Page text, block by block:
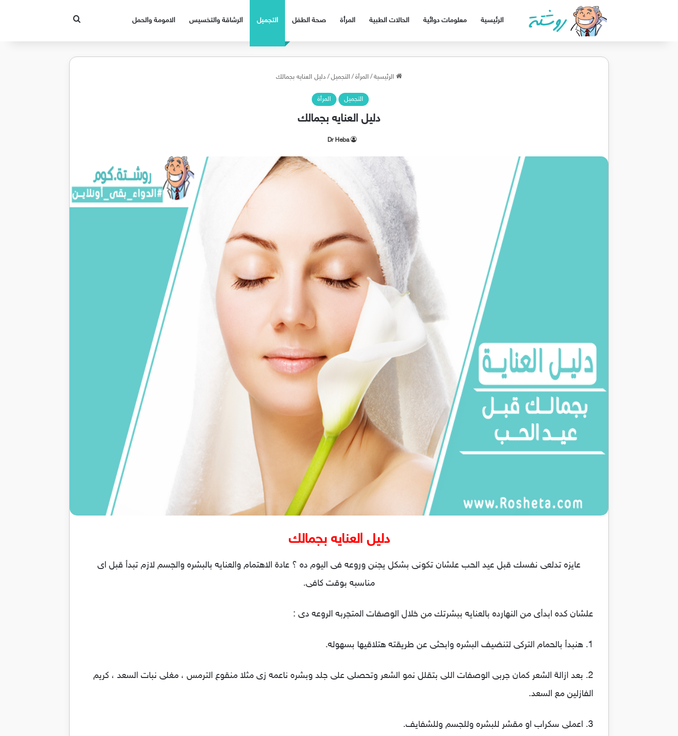
الرئيسية معلومات دوائية الحالات الطبية المرأة صحة الطفل التجميل الرشاقة والتخسيس الامومة والحمل
الرئيسية/ المرأة/ التجميل/ دليل العنايه بجمالك
التجميل المرأة
دليل العنايه بجمالك
Dr Heba
دليل العنايه بجمالك
عايزه تدلعى نفسك قبل عيد الحب علشان تكونى بشكل يجنن وروعه فى اليوم ده ؟ عادة الاهتمام والعنايه بالبشره والجسم لازم تبدأ قبل اى
مناسبه بوقت كافى.
علشان كده ابدأى من النهارده بالعنايه ببشرتك من خلال الوصفات المتجربه الروعه دى :
1. هنبدأ بالحمام التركى لتنضيف البشره وابحثى عن طريقته هتلاقيها بسهوله.
2. بعد ازالة الشعر كمان جربى الوصفات اللى بتقلل نمو الشعر وتحصلى على جلد وبشره ناعمه زى مثلا منقوع الترمس ، مغلى نبات السعد ، كريم
الفازلين مع السعد.
3. اعملى سكراب او مقشر للبشره وللجسم وللشفايف.